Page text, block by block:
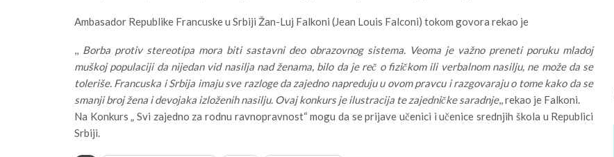
Ambasador Republike Francuske u Srbiji Žan-Luj Falkoni (Jean Louis Falconi) tokom govora rekao je
,, Borba protiv stereotipa mora biti sastavni deo obrazovnog sistema. Veoma je važno preneti poruku mladoj
muškoj populaciji da nijedan vid nasilja nad ženama, bilo da je reč o fizičkom ili verbalnom nasilju, ne može da se
toleriše. Francuska i Srbija imaju sve razloge da zajedno napreduju u ovom pravcu i razgovaraju o tome kako da se
smanji broj žena i devojaka izloženih nasilju. Ovaj konkurs je ilustracija te zajedničke saradnje,, rekao je Falkoni.
Na Konkurs „ Svi zajedno za rodnu ravnopravnost“ mogu da se prijave učenici i učenice srednjih škola u Republici
Srbiji.